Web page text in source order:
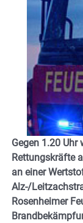
Gegen 1.20
Rettungskräfte
an einer
Alz-/
Rosenheimer